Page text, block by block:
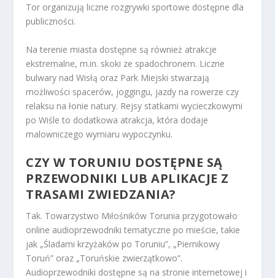
Tor organizują liczne rozgrywki sportowe dostępne dla
publiczności.
Na terenie miasta dostępne są również atrakcje
ekstremalne, m.in. skoki ze spadochronem. Liczne
bulwary nad Wisłą oraz Park Miejski stwarzają
możliwości spacerów, joggingu, jazdy na rowerze czy
relaksu na łonie natury. Rejsy statkami wycieczkowymi
po Wiśle to dodatkowa atrakcja, która dodaje
malowniczego wymiaru wypoczynku.
CZY W TORUNIU DOSTĘPNE SĄ
PRZEWODNIKI LUB APLIKACJE Z
TRASAMI ZWIEDZANIA?
Tak. Towarzystwo Miłośników Torunia przygotowało
online audioprzewodniki tematyczne po mieście, takie
jak „Śladami krzyżaków po Toruniu”, „Piernikowy
Toruń” oraz „Toruńskie zwierzątkowo”.
Audioprzewodniki dostępne są na stronie internetowej i